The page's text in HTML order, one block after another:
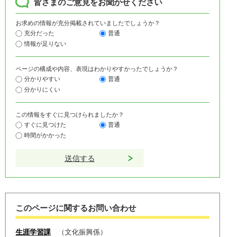
皆さまのご意見をお聞かせください
お求めの情報が充分掲載されていましたでしょうか？
充分だった
普通
情報が足りない
ページの構成や内容、表現はわかりやすかったでしょうか？
分かりやすい
普通
分かりにくい
この情報をすぐに見つけられましたか？
すぐに見つけた
普通
時間がかかった
このページに関するお問い合わせ
生涯学習課
文化振興係